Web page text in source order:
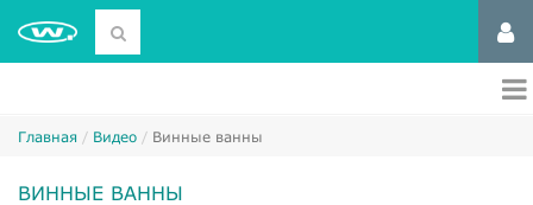
Главная Видео Винные ванны
ВИННЫЕ ВАННЫ